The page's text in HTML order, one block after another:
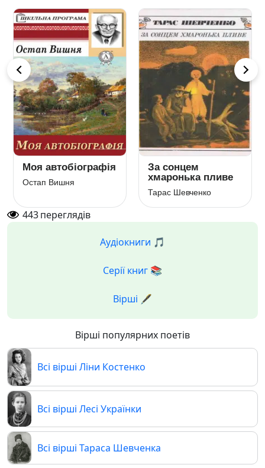
Моя автобіографія
Остап Вишня
За сонцем
хмаронька пливе
Тарас Шевченко
443переглядів
Аудіокниги 🎵
Серії книг 📚
Вірші 🖋️
Вірші популярних поетів
Всі вірші Ліни Костенко
Всі вірші Лесі Українки
Всі вірші Тараса Шевченка